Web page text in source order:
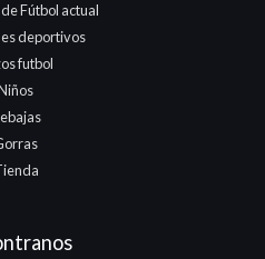
Fútbol actual
deportivos
futbol